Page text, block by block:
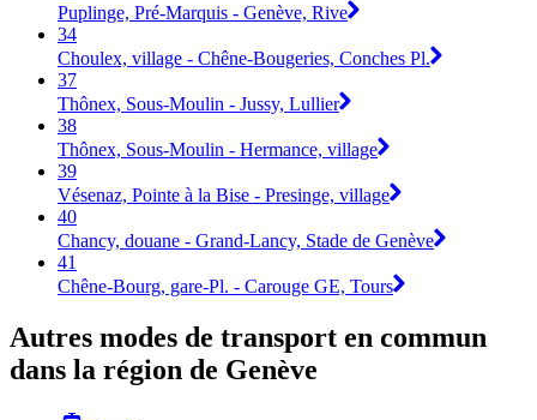
Puplinge, Pré-Marquis - Genève, Rive
34
Choulex, village - Chêne-Bougeries, Conches Pl.
37
Thônex, Sous-Moulin - Jussy, Lullier
38
Thônex, Sous-Moulin - Hermance, village
39
Vésenaz, Pointe à la Bise - Presinge, village
40
Chancy, douane - Grand-Lancy, Stade de Genève
41
Chêne-Bourg, gare-Pl. - Carouge GE, Tours
Autres modes de transport en commun
dans la région de Genève